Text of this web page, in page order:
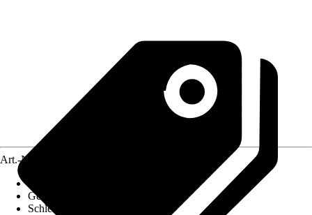
Art.-Nr.
Gewicht inkl. Akku
Schleifplattenmaß